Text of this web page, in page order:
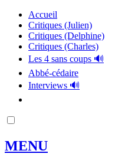
Accueil
Critiques (Julien)
Critiques (Delphine)
Critiques (Charles)
Les 4 sans coups 🔊
Abbé-cédaire
Interviews 🔊
MENU